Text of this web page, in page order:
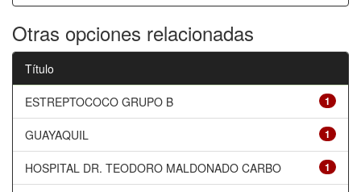
Otras opciones relacionadas
Título
1
ESTREPTOCOCO GRUPO B
1
GUAYAQUIL
1
HOSPITAL DR. TEODORO MALDONADO CARBO